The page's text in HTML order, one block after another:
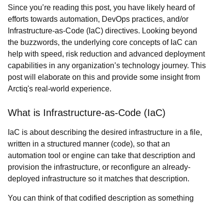
Since you’re reading this post, you have likely heard of
efforts towards automation, DevOps practices, and/or
Infrastructure-as-Code (IaC) directives. Looking beyond
the buzzwords, the underlying core concepts of IaC can
help with speed, risk reduction and advanced deployment
capabilities in any organization’s technology journey. This
post will elaborate on this and provide some insight from
Arctiq's real-world experience.
What is Infrastructure-as-Code (IaC)
IaC is about describing the desired infrastructure in a file,
written in a structured manner (code), so that an
automation tool or engine can take that description and
provision the infrastructure, or reconfigure an already-
deployed infrastructure so it matches that description.
You can think of that codified description as something